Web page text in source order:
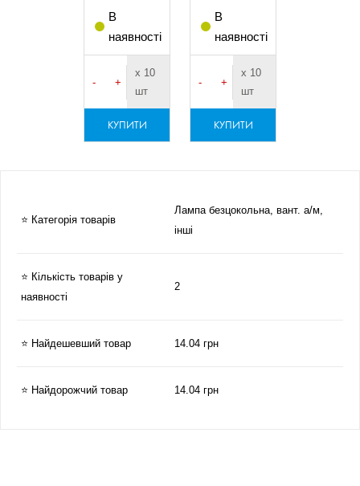
В
наявності
- +
х 10
шт
КУПИТИ
В
наявності
- +
х 10
шт
КУПИТИ
⭐ Категорія товарів
Лампа безцокольна, вант. а/м,
інші
⭐ Кількість товарів у
наявності
2
⭐ Найдешевший товар 14.04 грн
⭐ Найдорожчий товар 14.04 грн